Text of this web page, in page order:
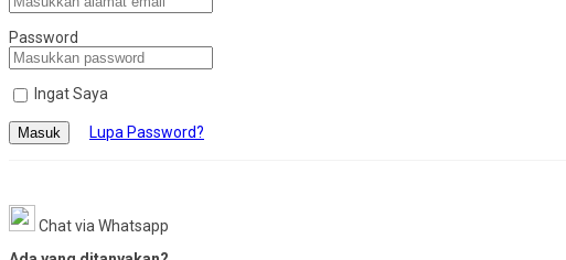
Password
Ingat Saya
Masuk Lupa Password?
Chat via Whatsapp